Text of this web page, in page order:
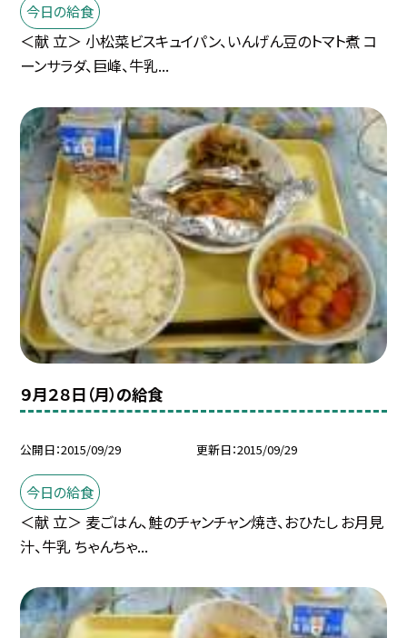
今日の給食
＜献 立＞ 小松菜ビスキュイパン、いんげん豆のトマト煮 コ
ーンサラダ、巨峰、牛乳...
９月２８日（月）の給食
公開日 2015/09/29 更新日 2015/09/29
今日の給食
＜献 立＞ 麦ごはん、鮭のチャンチャン焼き、おひたし お月見
汁、牛乳 ちゃんちゃ...